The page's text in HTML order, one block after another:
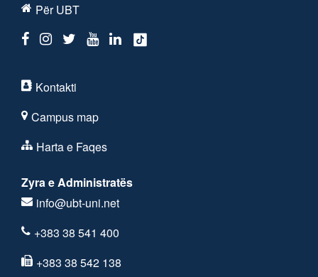
Për UBT
Kontakti
Campus map
Harta e Faqes
Zyra e Administratës
info@ubt-uni.net
+383 38 541 400
+383 38 542 138